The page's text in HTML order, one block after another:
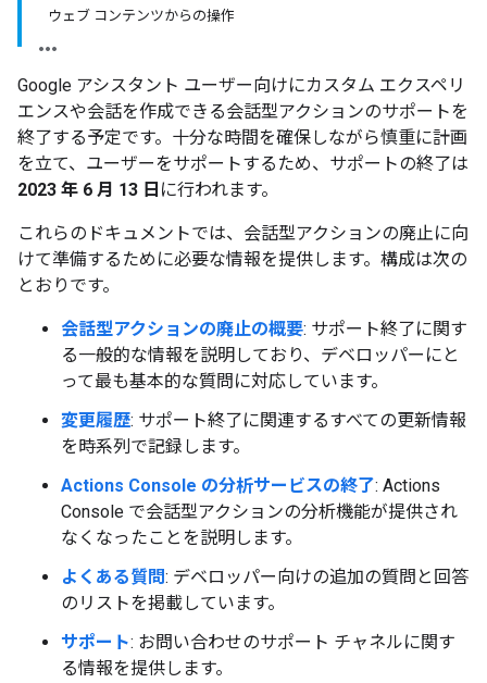
ウェブ コンテンツからの操作
Google アシスタント ユーザー向けにカスタム エクスペリ
エンスや会話を作成できる会話型アクションのサポートを
終了する予定です。十分な時間を確保しながら慎重に計画
を立て、ユーザーをサポートするため、サポートの終了は
2023 年 6 月 13 日 に行われます。
これらのドキュメントでは、会話型アクションの廃止に向
けて準備するために必要な情報を提供します。構成は次の
とおりです。
会話型アクションの廃止の概要: サポート終了に関す
る一般的な情報を説明しており、デベロッパーにと
って最も基本的な質問に対応しています。
変更履歴: サポート終了に関連するすべての更新情報
を時系列で記録します。
Actions Console の分析サービスの終了: Actions
Console で会話型アクションの分析機能が提供され
なくなったことを説明します。
よくある質問: デベロッパー向けの追加の質問と回答
のリストを掲載しています。
サポート: お問い合わせのサポート チャネルに関す
る情報を提供します。